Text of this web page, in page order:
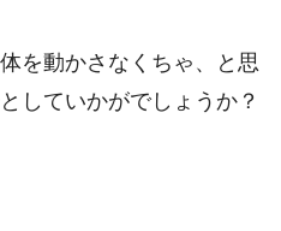
を動かさなくちゃ、と思
していかがでしょうか？